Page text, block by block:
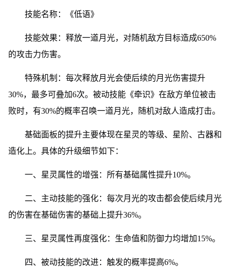
技能名称：《低语》
技能效果：释放一道月光，对随机敌方目标造成650%
的攻击力伤害。
特殊机制：每次释放月光会使后续的月光伤害提升
30%，最多可叠加6次。被动技能《牵识》在敌方单位被击
败时，有30%的概率召唤一道月光，随机对敌人造成打击。
基础面板的提升主要体现在星灵的等级、星阶、古器和
造化上。具体的升级细节如下：
一、星灵属性的增强：所有基础属性提升10%。
二、主动技能的强化：每次月光的攻击都会使后续月光
的伤害在基础伤害的基础上提升36%。
三、星灵属性再度强化：生命值和防御力均增加15%。
四、被动技能的改进：触发的概率提高6%。